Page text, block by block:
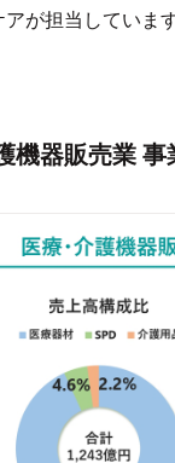
が担当しています
機器販売業